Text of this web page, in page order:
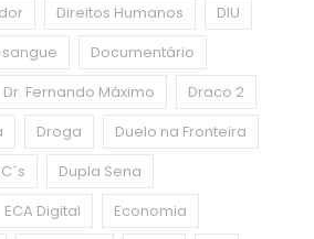
Direitos Humanos
DIU
Documentário
Dr. Fernando Máximo
Draco 2
Droga
Duelo na Fronteira
Dupla Sena
ECA Digital
Economia